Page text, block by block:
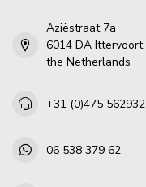
Aziëstraat 7a
6014 DA Ittervoort
the Netherlands
+31 (0)475 562932
06 538 379 62